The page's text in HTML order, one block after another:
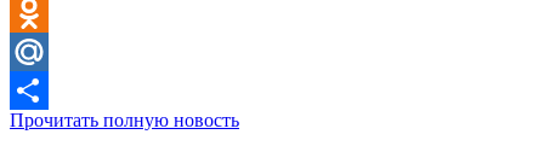
Pinterest
Odnoklassniki
Mail.Ru
Отправить
Прочитать полную новость